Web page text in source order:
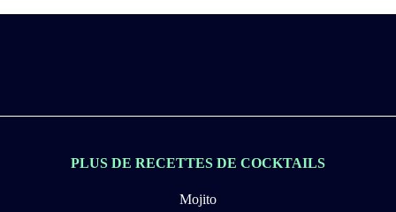
PLUS DE RECETTES DE COCKTAILS
Mojito